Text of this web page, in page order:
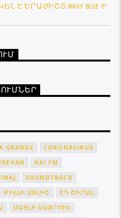
Է ԵՐԱԺԻՇՏ NAVY BLUE-Ի
GRANDE
CORONAVIRUS
HAI FM
SOUNDTRACK
ԲԻԼԼԻ ԱՅԼԻՇ
ԷԴ ՇԻՐԱՆ
ՄԱՅԼԻ ՍԱՅՐՈՒՍ